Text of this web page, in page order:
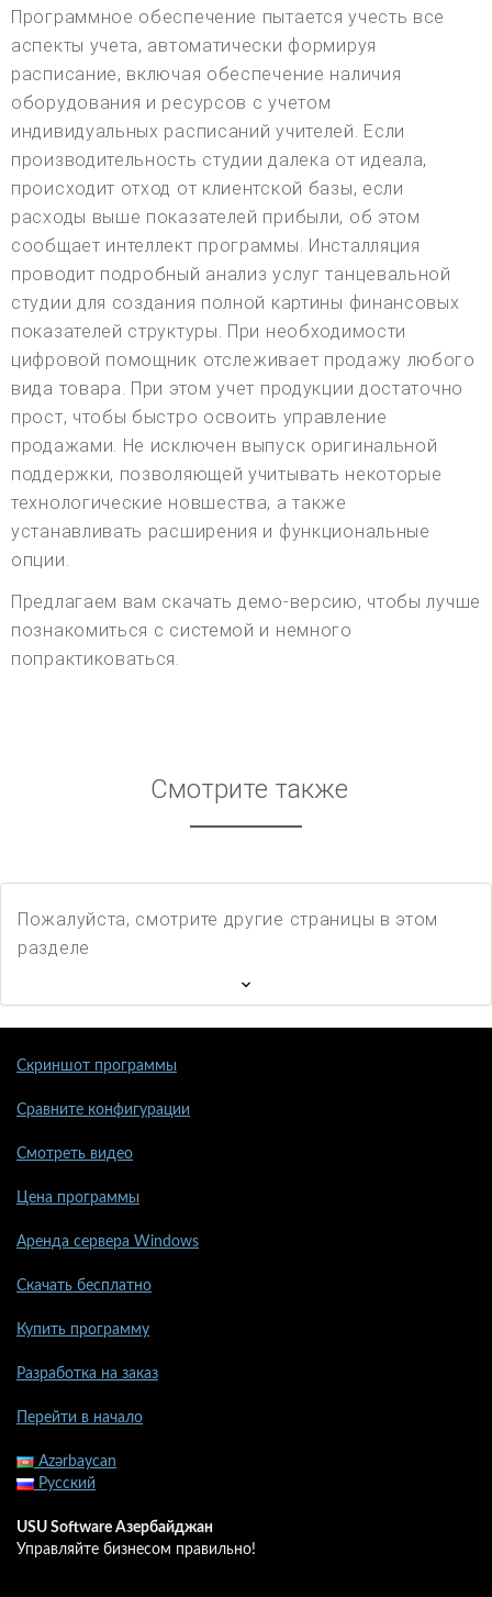
Программное обеспечение пытается учесть все
аспекты учета, автоматически формируя
расписание, включая обеспечение наличия
оборудования и ресурсов с учетом
индивидуальных расписаний учителей. Если
производительность студии далека от идеала,
происходит отход от клиентской базы, если
расходы выше показателей прибыли, об этом
сообщает интеллект программы. Инсталляция
проводит подробный анализ услуг танцевальной
студии для создания полной картины финансовых
показателей структуры. При необходимости
цифровой помощник отслеживает продажу любого
вида товара. При этом учет продукции достаточно
прост, чтобы быстро освоить управление
продажами. Не исключен выпуск оригинальной
поддержки, позволяющей учитывать некоторые
технологические новшества, а также
устанавливать расширения и функциональные
опции.
Предлагаем вам скачать демо-версию, чтобы лучше
познакомиться с системой и немного
попрактиковаться.
Смотрите также
Пожалуйста, смотрите другие страницы в этом
разделе
Скриншот программы
Сравните конфигурации
Смотреть видео
Цена программы
Аренда сервера Windows
Скачать бесплатно
Купить программу
Разработка на заказ
Перейти в начало
Azərbaycan
Русский
USU Software Азербайджан
Управляйте бизнесом правильно!